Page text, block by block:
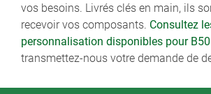
vos besoins. Livrés clés en main, ils
recevoir vos composants. Consultez
personnalisation disponibles pour
transmettez-nous votre demande de